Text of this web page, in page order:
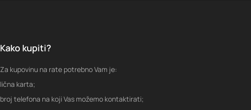
Kako kupiti?
Za kupovinu na rate potrebno Vam je:
lična karta;
broj telefona na koji Vas možemo kontaktirati;